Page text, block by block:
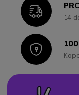
Icon14
Icon